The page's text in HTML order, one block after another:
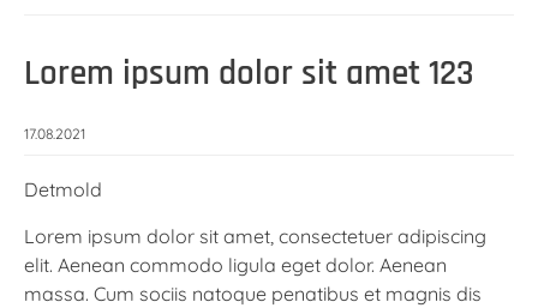
Lorem ipsum dolor sit amet 123
17.08.2021
Detmold
Lorem ipsum dolor sit amet, consectetuer adipiscing
elit. Aenean commodo ligula eget dolor. Aenean
massa. Cum sociis natoque penatibus et magnis dis